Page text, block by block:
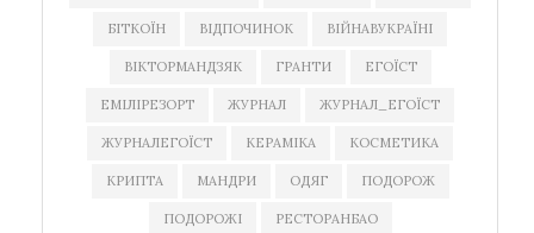
БІТКОЇН ВІДПОЧИНОК ВІЙНАВУКРАЇНІ
ВІКТОРМАНДЗЯК ГРАНТИ ЕГОЇСТ
ЕМІЛІРЕЗОРТ ЖУРНАЛ ЖУРНАЛ_ЕГОЇСТ
ЖУРНАЛЕГОЇСТ КЕРАМІКА КОСМЕТИКА
КРИПТА МАНДРИ ОДЯГ ПОДОРОЖ
ПОДОРОЖІ РЕСТОРАНБАО